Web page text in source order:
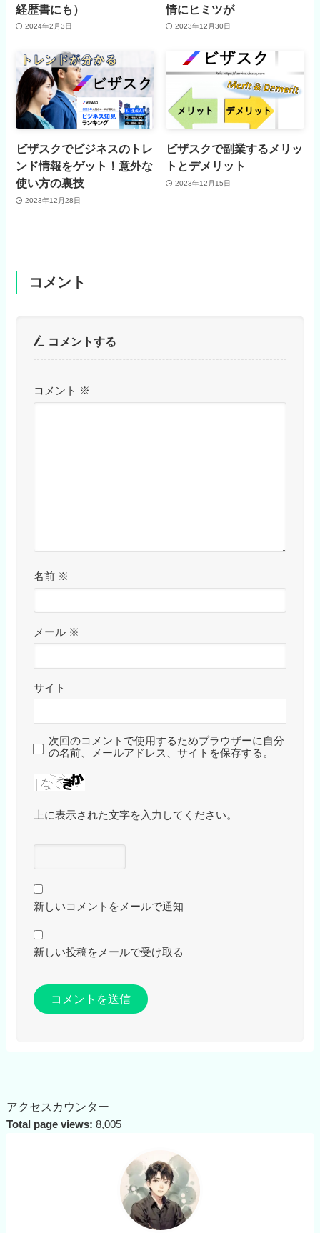
経歴書にも）
2024年2月3日
情にヒミツが
2023年12月30日
ビザスクでビジネスのトレ
ンド情報をゲット！意外な
使い方の裏技
2023年12月28日
ビザスクで副業するメリッ
トとデメリット
2023年12月15日
コメント
コメントする
コメント ※
名前 ※
メール ※
サイト
次回のコメントで使用するためブラウザーに自分
の名前、メールアドレス、サイトを保存する。
上に表示された文字を入力してください。
新しいコメントをメールで通知
新しい投稿をメールで受け取る
アクセスカウンター
Total page views: 8,005